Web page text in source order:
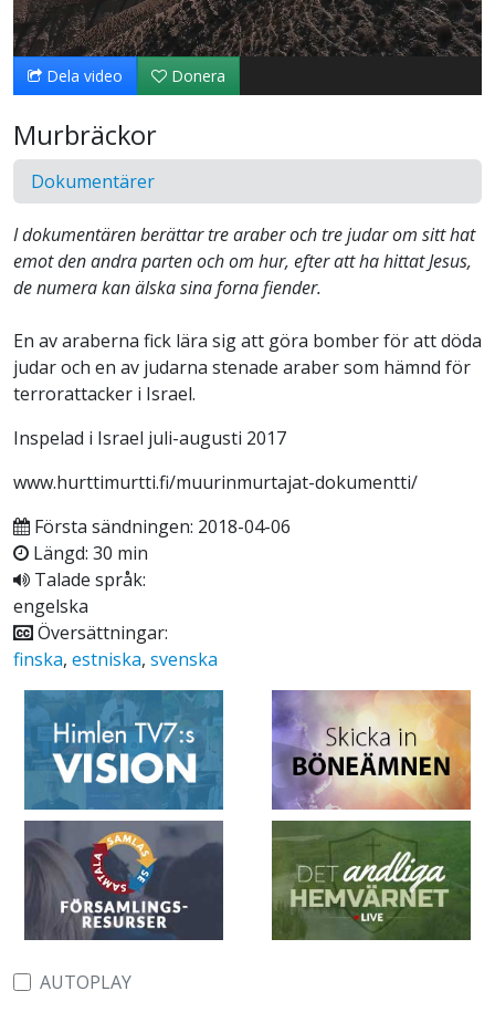
video
Dela video Donera
Murbräckor
Dokumentärer
I dokumentären berättar tre araber och tre judar om sitt hat
emot den andra parten och om hur, efter att ha hittat Jesus,
de numera kan älska sina forna fiender.
En av araberna fick lära sig att göra bomber för att döda
judar och en av judarna stenade araber som hämnd för
terrorattacker i Israel.
Inspelad i Israel juli-augusti 2017
www.hurttimurtti.fi/muurinmurtajat-dokumentti/
Första sändningen: 2018-04-06
Längd: 30 min
Talade språk:
engelska
Översättningar:
finska, estniska, svenska
AUTOPLAY